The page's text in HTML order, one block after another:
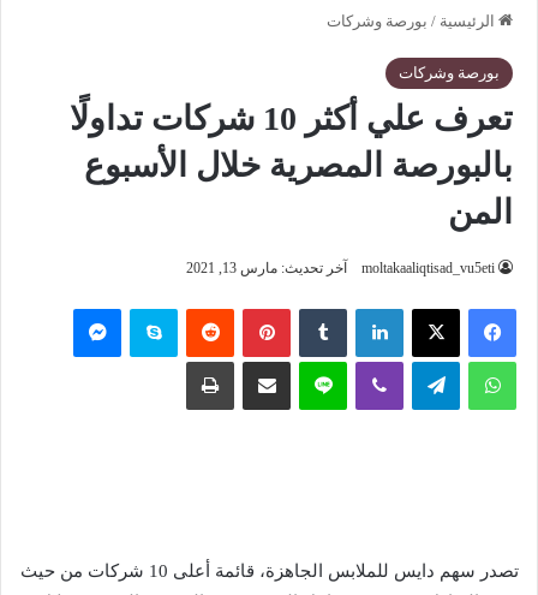
الرئيسية / بورصة وشركات
بورصة وشركات
تعرف علي أكثر 10 شركات تداولًا
بالبورصة المصرية خلال الأسبوع
المن
moltakaaliqtisad_vu5eti آخر تحديث: مارس 13, 2021
فيسبوك ‫X لينكدإن بينتيريست سكايب
واتساب تيلقرام لاين
تصدر سهم دايس للملابس الجاهزة، قائمة أعلى 10 شركات من حيث